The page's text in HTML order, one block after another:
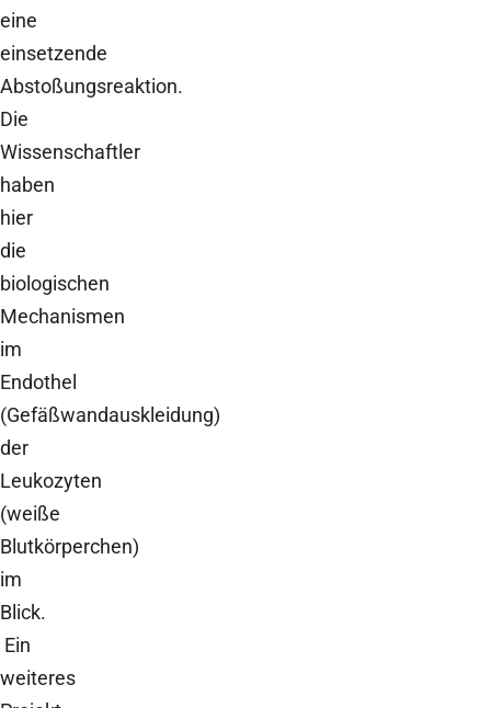
eine
einsetzende
Abstoßungsreaktion.
Die
Wissenschaftler
haben
hier
die
biologischen
Mechanismen
im
Endothel
(Gefäßwandauskleidung)
der
Leukozyten
(weiße
Blutkörperchen)
im
Blick.
Ein
weiteres